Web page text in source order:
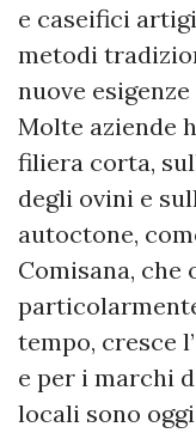
e caseifici
metodi
nuove
Molte aziende
filiera corta,
degli ovini e
autoctone,
Comisana,
tempo, cresce
e per i marchi
locali sono